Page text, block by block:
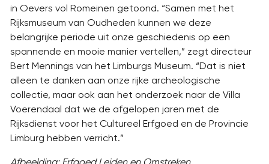
in Oevers vol Romeinen getoond. “Samen met het
Rijksmuseum van Oudheden kunnen we deze
belangrijke periode uit onze geschiedenis op een
spannende en mooie manier vertellen,” zegt directeur
Bert Mennings van het Limburgs Museum. “Dat is niet
alleen te danken aan onze rijke archeologische
collectie, maar ook aan het onderzoek naar de Villa
Voerendaal dat we de afgelopen jaren met de
Rijksdienst voor het Cultureel Erfgoed en de Provincie
Limburg hebben verricht.”